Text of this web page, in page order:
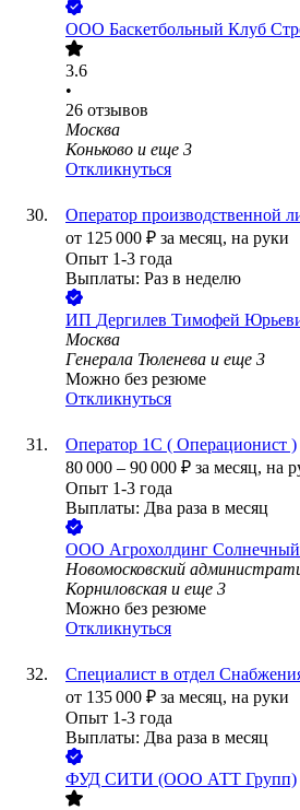
ООО Баскетбольный Клуб
3.6
•
26 отзывов
Москва
Коньково и еще 3
Откликнуться
Оператор производственной
от 125 000 ₽ за месяц, на руки
Опыт 1-3 года
Выплаты: Раз в неделю
ИП Дергилев Тимофей
Москва
Генерала Тюленева и еще 3
Можно без резюме
Откликнуться
Оператор 1С ( Операционист )
80 000 – 90 000 ₽ за месяц, на
Опыт 1-3 года
Выплаты: Два раза в месяц
ООО Агрохолдинг
Новомосковский
Корниловская и еще 3
Можно без резюме
Откликнуться
Специалист в отдел
от 135 000 ₽ за месяц, на руки
Опыт 1-3 года
Выплаты: Два раза в месяц
ФУД СИТИ (ООО АТТ Групп)